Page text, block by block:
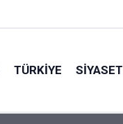
TÜRKIYE SIYASET